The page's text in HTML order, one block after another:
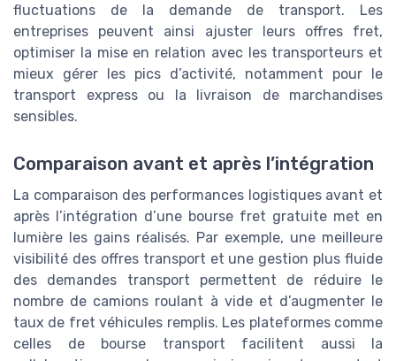
fluctuations de la demande de transport. Les
entreprises peuvent ainsi ajuster leurs offres fret,
optimiser la mise en relation avec les transporteurs et
mieux gérer les pics d’activité, notamment pour le
transport express ou la livraison de marchandises
sensibles.
Comparaison avant et après l’intégration
La comparaison des performances logistiques avant et
après l’intégration d’une bourse fret gratuite met en
lumière les gains réalisés. Par exemple, une meilleure
visibilité des offres transport et une gestion plus fluide
des demandes transport permettent de réduire le
nombre de camions roulant à vide et d’augmenter le
taux de fret véhicules remplis. Les plateformes comme
celles de bourse transport facilitent aussi la